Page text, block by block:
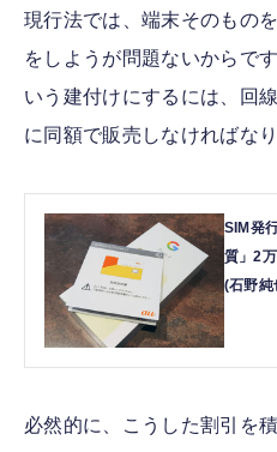
現行法では、端末そのもの
をしようが問題ないからで
いう建付けにするには、回
に同額で販売しなければなり
SIM発
質」2
(石野
必然的に、こうした割引を